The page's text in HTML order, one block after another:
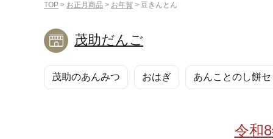
くだもの
洋菓子 和菓子
趣味・雑貨
キッチン用品 ファッ
TOP > お正月商品 > お年賀 > 豆きんとん
茂助だんご
茂助のあんみつ おはぎ あんことのし餅
令和